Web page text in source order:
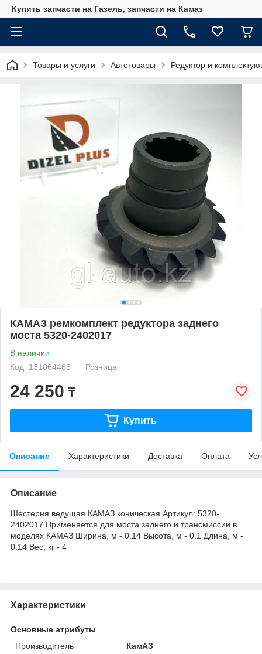
Купить запчасти на Газель, запчасти на Камаз
Товары и услуги Автотовары Редуктор и
КАМАЗ ремкомплект редуктора заднего
моста 5320-2402017
В наличии
Код: 131064463
Розница
24 250 ₸
Купить
Описание Характеристики Доставка Оплата
Описание
Шестерня ведущая КАМАЗ коническая Артикул: 5320-
2402017 Применяется для моста заднего и трансмиссии в
моделях КАМАЗ Ширина, м - 0.14 Высота, м - 0.1 Длина, м -
0.14 Вес, кг - 4
Характеристики
Основные атрибуты
Производитель
КамАЗ